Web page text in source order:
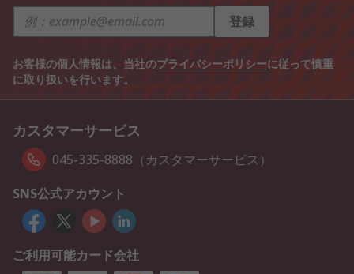
登録
お客様の個人情報は、当社のプライバシーポリシーに従って慎重
に取り扱いを行います。
カスタマーサービス
045-335-8888（カスタマーサービス）
SNS公式アカウント
ご利用可能カード会社